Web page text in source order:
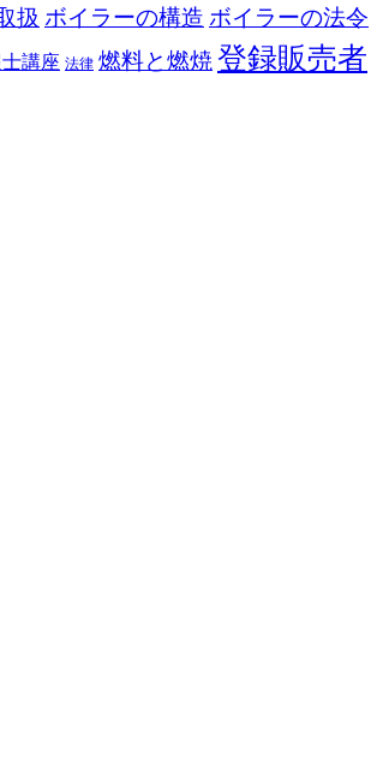
扱 ボイラーの構造 ボイラーの法令
講座 法律 燃料と燃焼 登録販売者